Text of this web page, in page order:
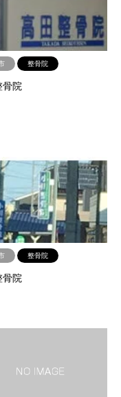
整骨院
骨院
整骨院
骨院